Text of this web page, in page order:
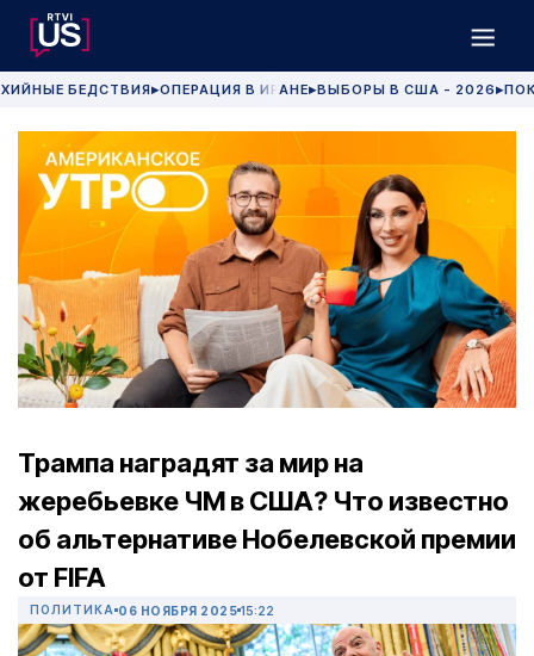
БЕДСТВИЯ▶ОПЕРАЦИЯ В ИРАНЕ▶ВЫБОРЫ В США - 2026 ▶
Трампа наградят за мир на
жеребьевке ЧМ в США? Что известно
об альтернативе Нобелевской премии
от FIFA
ПОЛИТИКА 06 НОЯБРЯ 2025 15:22